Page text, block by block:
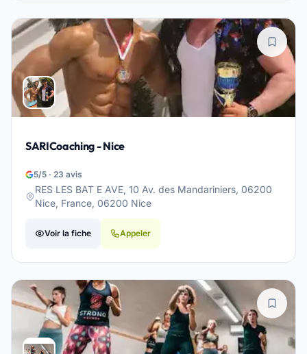
SARICoaching - Nice
5/5 · 23 avis
RES LES BAT E AVE, 10 Av. des Mandariniers, 06200
Nice, France, 06200 Nice
Voir la fiche Appeler